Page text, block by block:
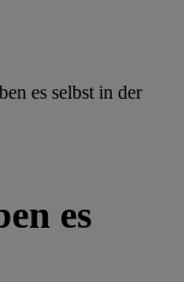
es selbst in der
es